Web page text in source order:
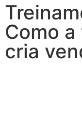
Como
cria